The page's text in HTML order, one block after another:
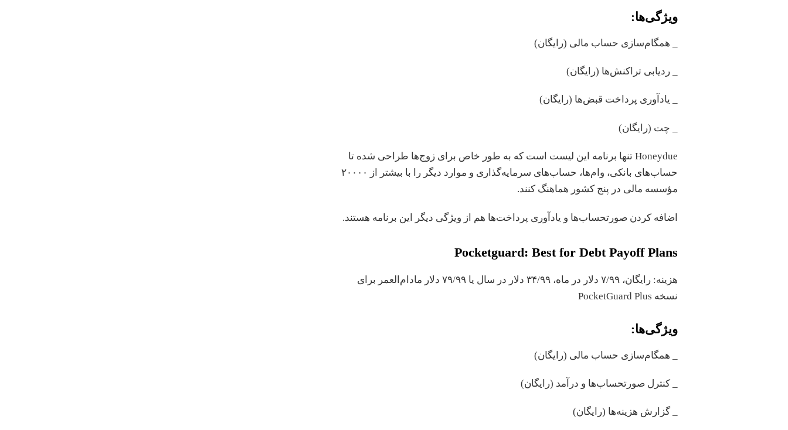
ویژگی‌ها:
_ همگام‌سازی حساب مالی (رایگان)
_ ردیابی تراکنش‌ها (رایگان)
_ یادآوری پرداخت قبض‌ها (رایگان)
_ چت (رایگان)
Honeydue تنها برنامه این لیست است که به طور خاص برای زوج‌ها طراحی شده تا
حساب‌های بانکی، وام‌ها، حساب‌های سرمایه‌گذاری و موارد دیگر را با بیشتر از ۲۰۰۰۰
مؤسسه مالی در پنج کشور هماهنگ کنند.
اضافه ‌کردن صورتحساب‌ها و یادآوری‌ پرداخت‌ها هم از ویژگی دیگر این برنامه هستند.
Pocketguard: Best for Debt Payoff Plans
هزینه: رایگان، ۷/۹۹ دلار در ماه، ۳۴/۹۹ دلار در سال یا ۷۹/۹۹ دلار مادام‌العمر برای
نسخه PocketGuard Plus
ویژگی‌ها:
_ همگام‌سازی حساب مالی (رایگان)
_ کنترل صورتحساب‌ها و درآمد (رایگان)
_ گزارش هزینه‌ها (رایگان)